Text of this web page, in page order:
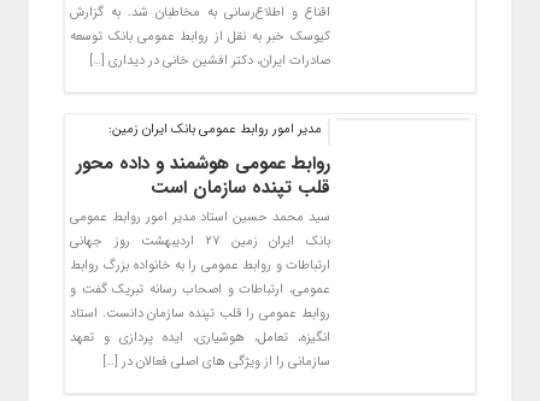
اقناع و اطلاع‌رسانی به مخاطبان شد. به گزارش
کیوسک خبر به نقل از روابط عمومی بانک توسعه
صادرات ایران، دکتر افشین خانی در دیداری […]
مدیر امور روابط عمومی بانک ایران زمین:
روابط عمومی هوشمند و داده محور
قلب تپنده سازمان است
سید محمد حسین استاد مدیر امور روابط عمومی
بانک ایران زمین ۲۷ اردیبهشت روز جهانی
ارتباطات و روابط عمومی را به خانواده بزرگ روابط
عمومی، ارتباطات و اصحاب رسانه تبریک گفت و
روابط عمومی را قلب تپنده سازمان دانست. استاد
انگیزه، تعامل، هوشیاری، ایده پردازی و تعهد
سازمانی را از ویژگی های اصلی فعالان در […]